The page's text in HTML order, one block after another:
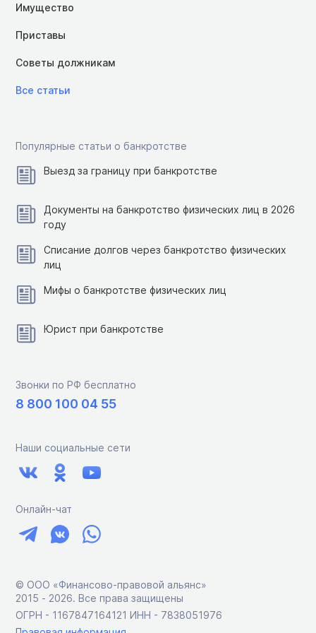
Имущество
Приставы
Советы должникам
Все статьи
Популярные статьи о банкротстве
Выезд за границу при банкротстве
Документы на банкротство физических лиц в 2026
году
Списание долгов через банкротство физических
лиц
Мифы о банкротстве физических лиц
Юрист при банкротстве
Звонки по РФ бесплатно
8 800 100 04 55
Наши социальные сети
Онлайн-чат
© ООО «Финансово-правовой альянс»
2015 ‑ 2026. Все права защищены
ОГРН - 1167847164121 ИНН - 7838051976